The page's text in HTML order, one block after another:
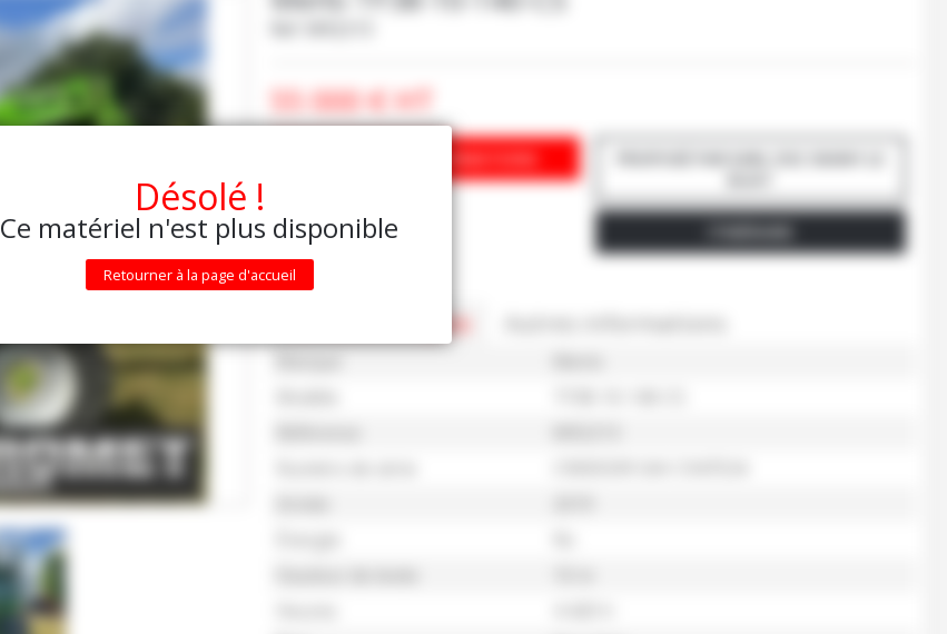
55 000€HT
Caractéristiques Autres informations
Désolé !
Ce matériel n'est plus disponible
Retourner à la page d'accueil